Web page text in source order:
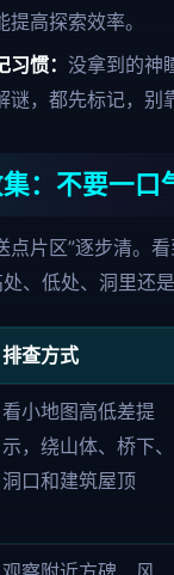
高探索效率。
惯： 没拿到的神
谜，都先标记，别
：不要一口
点片区”逐步清。
、低处、洞里还是
排查方式
看小地图高低差提
示，绕山体、桥下、
洞口和建筑屋顶